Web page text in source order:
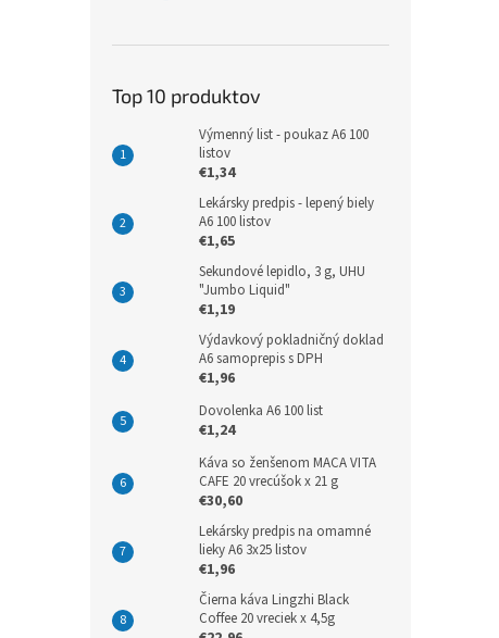
Top 10 produktov
Výmenný list - poukaz A6 100
listov
€1,34
Lekársky predpis - lepený biely
A6 100 listov
€1,65
Sekundové lepidlo, 3 g, UHU
"Jumbo Liquid"
€1,19
Výdavkový pokladničný doklad
A6 samoprepis s DPH
€1,96
Dovolenka A6 100 list
€1,24
Káva so ženšenom MACA VITA
CAFE 20 vrecúšok x 21 g
€30,60
Lekársky predpis na omamné
lieky A6 3x25 listov
€1,96
Čierna káva Lingzhi Black
Coffee 20 vreciek x 4,5g